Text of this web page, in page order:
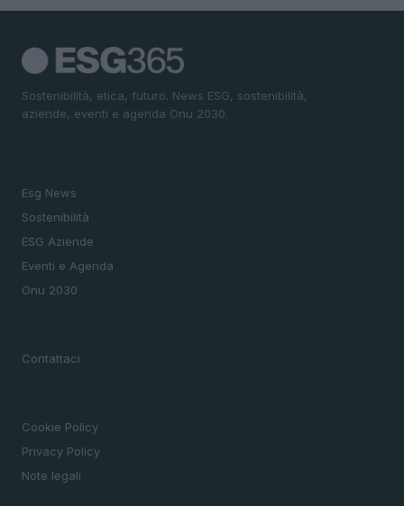
Sostenibilità, etica, futuro. News ESG, sostenibilità,
aziende, eventi e agenda Onu 2030.
Esg News
Sostenibilità
ESG Aziende
Eventi e Agenda
Onu 2030
Contattaci
Cookie Policy
Privacy Policy
Note legali